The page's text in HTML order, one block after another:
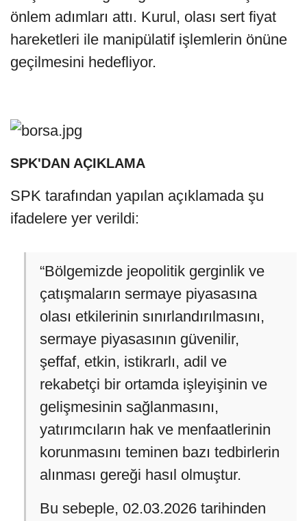
önlem adımları attı. Kurul, olası sert fiyat
hareketleri ile manipülatif işlemlerin önüne
geçilmesini hedefliyor.
SPK'DAN AÇIKLAMA
SPK tarafından yapılan açıklamada şu
ifadelere yer verildi:
“Bölgemizde jeopolitik gerginlik ve
çatışmaların sermaye piyasasına
olası etkilerinin sınırlandırılmasını,
sermaye piyasasının güvenilir,
şeffaf, etkin, istikrarlı, adil ve
rekabetçi bir ortamda işleyişinin ve
gelişmesinin sağlanmasını,
yatırımcıların hak ve menfaatlerinin
korunmasını teminen bazı tedbirlerin
alınması gereği hasıl olmuştur.
Bu sebeple, 02.03.2026 tarihinden